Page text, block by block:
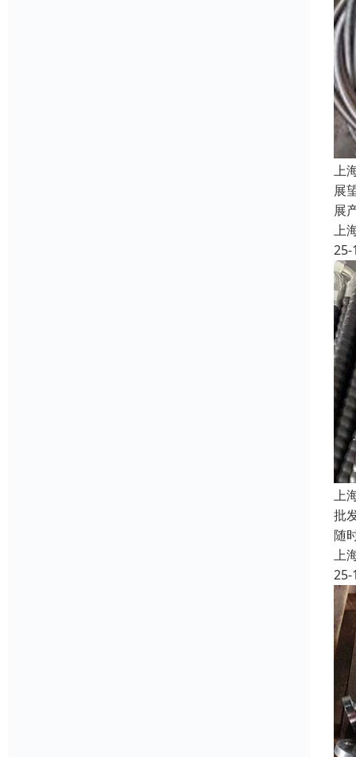
上
展
展
上
25-
上
批
随
上
25-